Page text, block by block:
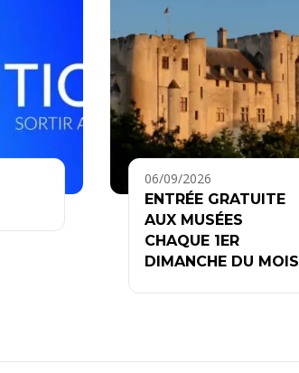
06/09/2026
ENTRÉE GRATUITE
AUX MUSÉES
CHAQUE 1ER
DIMANCHE DU MOIS